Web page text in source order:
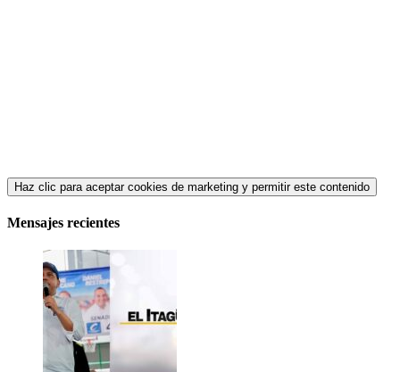
Haz clic para aceptar cookies de marketing y permitir este contenido
Mensajes recientes